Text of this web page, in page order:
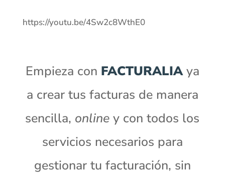
https://youtu.be/4Sw2c8WthE0
Empieza con FACTURALIAya
a crear tus facturas de manera
sencilla, online y con todos los
servicios necesarios para
gestionar tu facturación, sin